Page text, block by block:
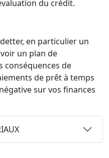
du crédit.
en particulier un
un plan de
conséquences de
de prêt à temps
sur vos finances